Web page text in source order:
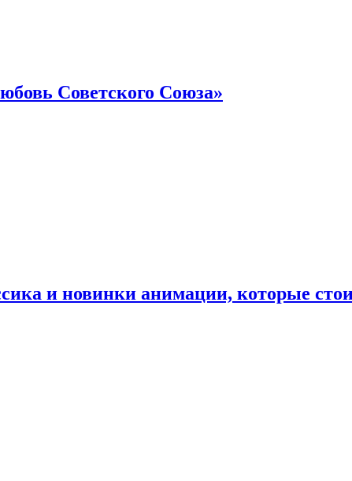
Советского Союза»
и новинки анимации, которые